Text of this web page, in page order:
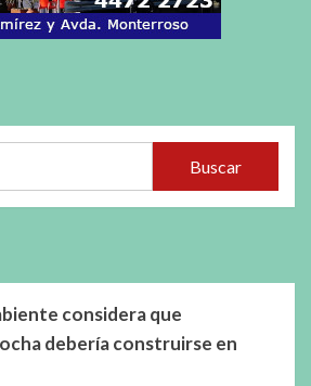
Buscar
considera que
debería construirse en